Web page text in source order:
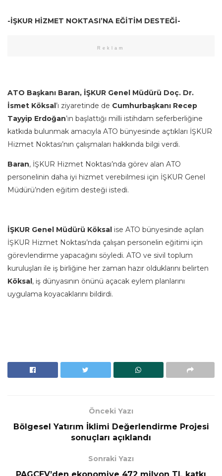
-İŞKUR HİZMET NOKTASI’NA EĞİTİM DESTEĞİ-
Reklam
ATO Başkanı Baran, İŞKUR Genel Müdürü Doç. Dr.
İsmet Köksal’ı ziyaretinde de Cumhurbaşkanı Recep
Tayyip Erdoğan’ın başlattığı milli istihdam seferberliğine
katkıda bulunmak amacıyla ATO bünyesinde açtıkları İŞKUR
Hizmet Noktası’nın çalışmaları hakkında bilgi verdi.
Baran, İŞKUR Hizmet Noktası’nda görev alan ATO
personelinin daha iyi hizmet verebilmesi için İŞKUR Genel
Müdürü’nden eğitim desteği istedi.
İŞKUR Genel Müdürü Köksal ise ATO bünyesinde açılan
İŞKUR Hizmet Noktası’nda çalışan personelin eğitimi için
görevlendirme yapacağını söyledi. ATO ve sivil toplum
kuruluşları ile iş birliğine her zaman hazır olduklarını belirten
Köksal, iş dünyasının önünü açacak eylem planlarını
uygulama koyacaklarını bildirdi.
Önceki Yazı
Bölgesel Yatırım İklimi Değerlendirme Projesi
sonuçları açıklandı
Sonraki Yazı